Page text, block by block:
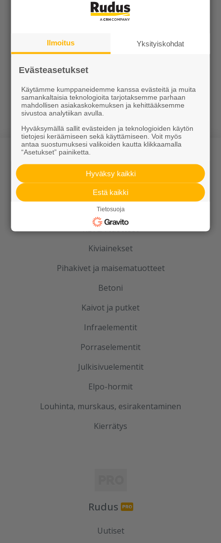
Rautatiesillan
kulmatukimuurit
1500 mm
Suurtukimuurieleme
ntit
Tuotteet
KEVEÄ tuotteet
Kiviainekset
Pihakivet ja maisematuotteet
Betoni
Kaivot ja putket
Infraelementit
Porraselementit
Julkisivuelementit
Elpo-hormit
Louhinta, murskaus, esirakentaminen
Kierrätys
Rudus
Uutiset
Ilmoitus Yksityiskohdat
Evästeasetukset
Käytämme kumppaneidemme kanssa evästeitä ja muita
samankaltaisia teknologioita tarjotaksemme parhaan
mahdollisen asiakaskokemuksen ja kehittääksemme
sivustoa analytiikan avulla.
Hyväksymällä sallit evästeiden ja teknologioiden käytön
tietojesi keräämiseen sekä käyttämiseen. Voit myös
antaa suostumuksesi valikoiden kautta klikkaamalla
“Asetukset” painiketta.
Hyväksy kaikki
Estä kaikki
Tietosuoja